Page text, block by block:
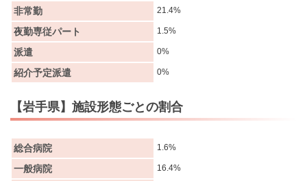
非常勤 21.4%
夜勤専従パート 1.5%
派遣 0%
紹介予定派遣 0%
【岩手県】施設形態ごとの割合
総合病院 1.6%
一般病院 16.4%